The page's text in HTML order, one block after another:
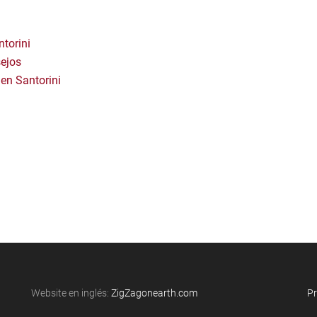
Santorini
Website en inglés: ZigZagonearth.com